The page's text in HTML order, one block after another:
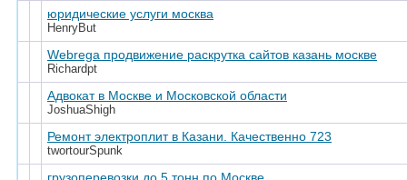
юридические услуги москва
HenryBut
Webrega продвижение раскрутка сайтов казань москве
Richardpt
Адвокат в Москве и Московской области
JoshuaShigh
Ремонт электроплит в Казани. Качественно 723
twortourSpunk